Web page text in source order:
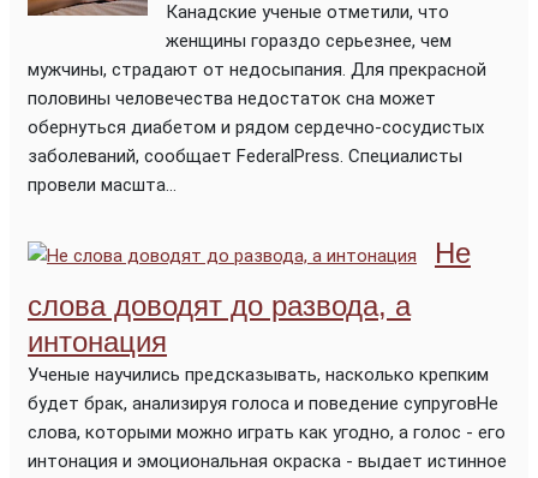
Канадские ученые отметили, что
женщины гораздо серьезнее, чем
мужчины, страдают от недосыпания. Для прекрасной
половины человечества недостаток сна может
обернуться диабетом и рядом сердечно-сосудистых
заболеваний, сообщает FederalPress. Специалисты
провели масшта...
Не
слова доводят до развода, а
интонация
Ученые научились предсказывать, насколько крепким
будет брак, анализируя голоса и поведение супруговНе
слова, которыми можно играть как угодно, а голос - его
интонация и эмоциональная окраска - выдает истинное